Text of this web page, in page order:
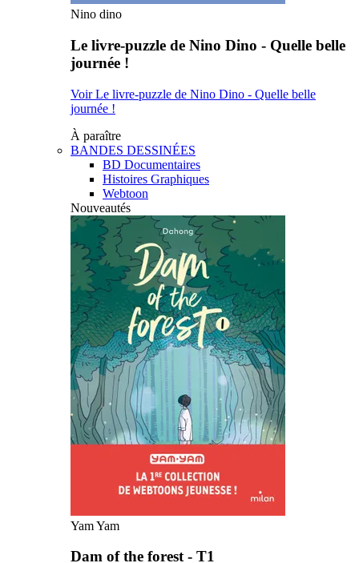
Nino dino
Le livre-puzzle de Nino Dino - Quelle belle
journée !
Voir Le livre-puzzle de Nino Dino - Quelle belle
journée !
À paraître
BANDES DESSINÉES
BD Documentaires
Histoires Graphiques
Webtoon
Nouveautés
Yam Yam
Dam of the forest - T1